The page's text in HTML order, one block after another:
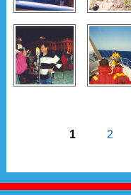
1 2